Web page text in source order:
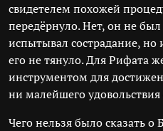
свидетелем похожей
передёрнуло. Нет, он не
испытывал сострадание,
его не тянуло. Для Рифата
инструментом для
ни малейшего удовольствия
Чего нельзя было сказать о